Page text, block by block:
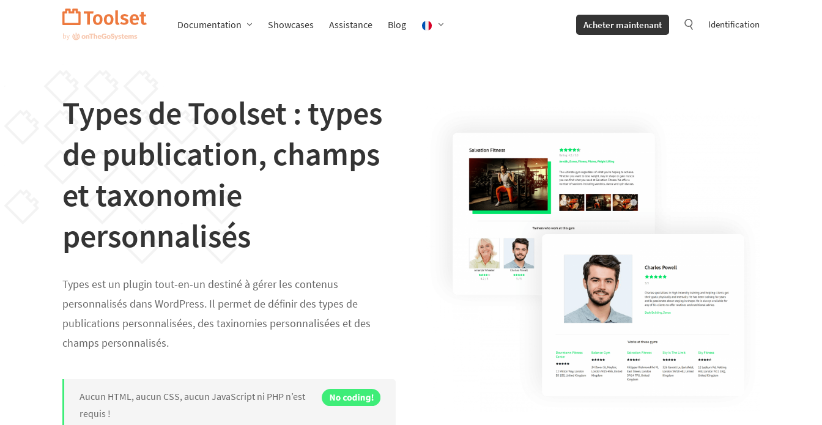
Documentation Showcases Assistance Blog Acheter maintenant Identification
Types de Toolset : types
de publication, champs
et taxonomie
personnalisés
Types est un plugin tout-en-un destiné à gérer les contenus
personnalisés dans WordPress. Il permet de définir des types de
publications personnalisées, des taxinomies personnalisées et des
champs personnalisés.
Aucun HTML, aucun CSS, aucun JavaScript ni PHP n’est
requis !